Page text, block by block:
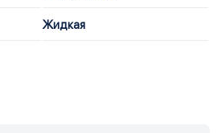
Жидкая